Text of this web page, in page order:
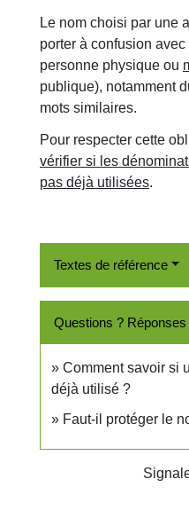
Le nom choisi par une
porter à confusion
personne physique ou
publique), notamment
mots similaires.
Pour respecter cette
vérifier si les
pas déjà utilisées.
Textes de référence
Questions ? Réponses
Comment savoir si
déjà utilisé ?
Faut-il protéger le